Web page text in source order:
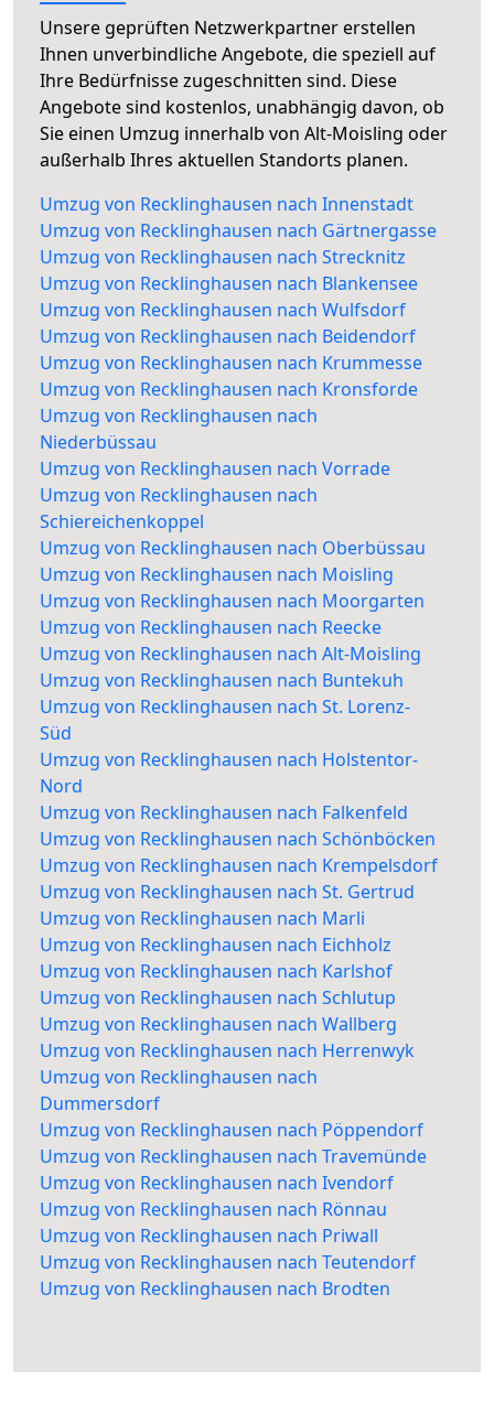
Unsere geprüften Netzwerkpartner erstellen
Ihnen unverbindliche Angebote, die speziell auf
Ihre Bedürfnisse zugeschnitten sind. Diese
Angebote sind kostenlos, unabhängig davon, ob
Sie einen Umzug innerhalb von Alt-Moisling oder
außerhalb Ihres aktuellen Standorts planen.
Umzug von Recklinghausen nach Innenstadt
Umzug von Recklinghausen nach Gärtnergasse
Umzug von Recklinghausen nach Strecknitz
Umzug von Recklinghausen nach Blankensee
Umzug von Recklinghausen nach Wulfsdorf
Umzug von Recklinghausen nach Beidendorf
Umzug von Recklinghausen nach Krummesse
Umzug von Recklinghausen nach Kronsforde
Umzug von Recklinghausen nach
Niederbüssau
Umzug von Recklinghausen nach Vorrade
Umzug von Recklinghausen nach
Schiereichenkoppel
Umzug von Recklinghausen nach Oberbüssau
Umzug von Recklinghausen nach Moisling
Umzug von Recklinghausen nach Moorgarten
Umzug von Recklinghausen nach Reecke
Umzug von Recklinghausen nach Alt-Moisling
Umzug von Recklinghausen nach Buntekuh
Umzug von Recklinghausen nach St. Lorenz-
Süd
Umzug von Recklinghausen nach Holstentor-
Nord
Umzug von Recklinghausen nach Falkenfeld
Umzug von Recklinghausen nach Schönböcken
Umzug von Recklinghausen nach Krempelsdorf
Umzug von Recklinghausen nach St. Gertrud
Umzug von Recklinghausen nach Marli
Umzug von Recklinghausen nach Eichholz
Umzug von Recklinghausen nach Karlshof
Umzug von Recklinghausen nach Schlutup
Umzug von Recklinghausen nach Wallberg
Umzug von Recklinghausen nach Herrenwyk
Umzug von Recklinghausen nach
Dummersdorf
Umzug von Recklinghausen nach Pöppendorf
Umzug von Recklinghausen nach Travemünde
Umzug von Recklinghausen nach Ivendorf
Umzug von Recklinghausen nach Rönnau
Umzug von Recklinghausen nach Priwall
Umzug von Recklinghausen nach Teutendorf
Umzug von Recklinghausen nach Brodten